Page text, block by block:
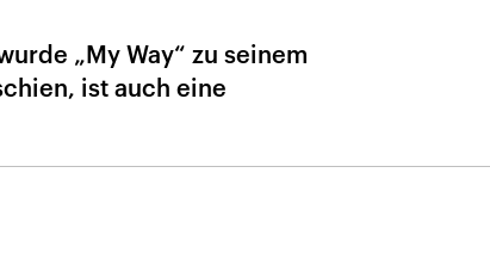
„My Way“ zu seinem
ist auch eine